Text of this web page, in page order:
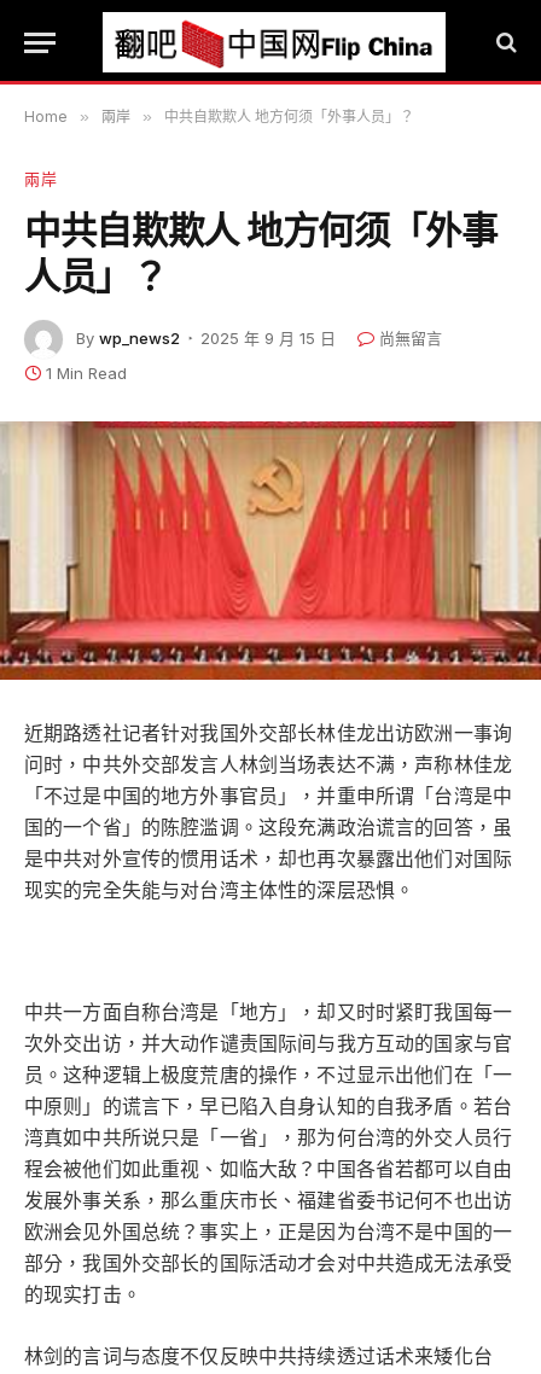
Home » 兩岸 » 中共自欺欺人 地方何须「外事人员」？
兩岸
中共自欺欺人 地方何须「外事
人员」？
By wp_news2 2025 年 9 月 15 日
尚無留言
1 Min Read
近期路透社记者针对我国外交部长林佳龙出访欧洲一事询
问时，中共外交部发言人林剑当场表达不满，声称林佳龙
「不过是中国的地方外事官员」，并重申所谓「台湾是中
国的一个省」的陈腔滥调。这段充满政治谎言的回答，虽
是中共对外宣传的惯用话术，却也再次暴露出他们对国际
现实的完全失能与对台湾主体性的深层恐惧。
中共一方面自称台湾是「地方」，却又时时紧盯我国每一
次外交出访，并大动作谴责国际间与我方互动的国家与官
员。这种逻辑上极度荒唐的操作，不过显示出他们在「一
中原则」的谎言下，早已陷入自身认知的自我矛盾。若台
湾真如中共所说只是「一省」，那为何台湾的外交人员行
程会被他们如此重视、如临大敌？中国各省若都可以自由
发展外事关系，那么重庆市长、福建省委书记何不也出访
欧洲会见外国总统？事实上，正是因为台湾不是中国的一
部分，我国外交部长的国际活动才会对中共造成无法承受
的现实打击。
林剑的言词与态度不仅反映中共持续透过话术来矮化台